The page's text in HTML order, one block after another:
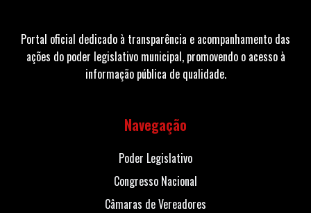
Portal oficial dedicado à transparência e acompanhamento das
ações do poder legislativo municipal, promovendo o acesso à
informação pública de qualidade.
Navegação
Poder Legislativo
Congresso Nacional
Câmaras de Vereadores